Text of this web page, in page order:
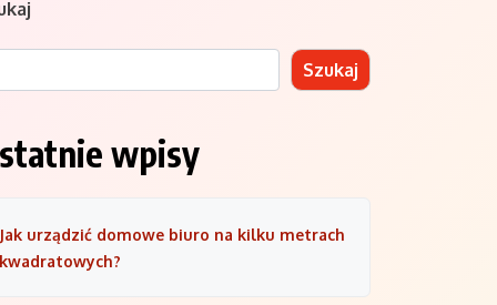
Szukaj
wpisy
Jak urządzić domowe biuro na kilku metrach
kwadratowych?